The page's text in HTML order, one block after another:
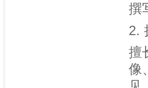
撰
2.
擅
像